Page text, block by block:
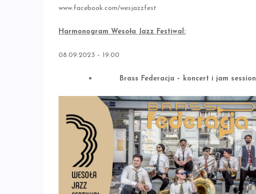
www.facebook.com/wesjazzfest
Harmonogram Wesoła Jazz Festiwal:
08.09.2023 – 19:00
• Brass Federacja – koncert i jam session